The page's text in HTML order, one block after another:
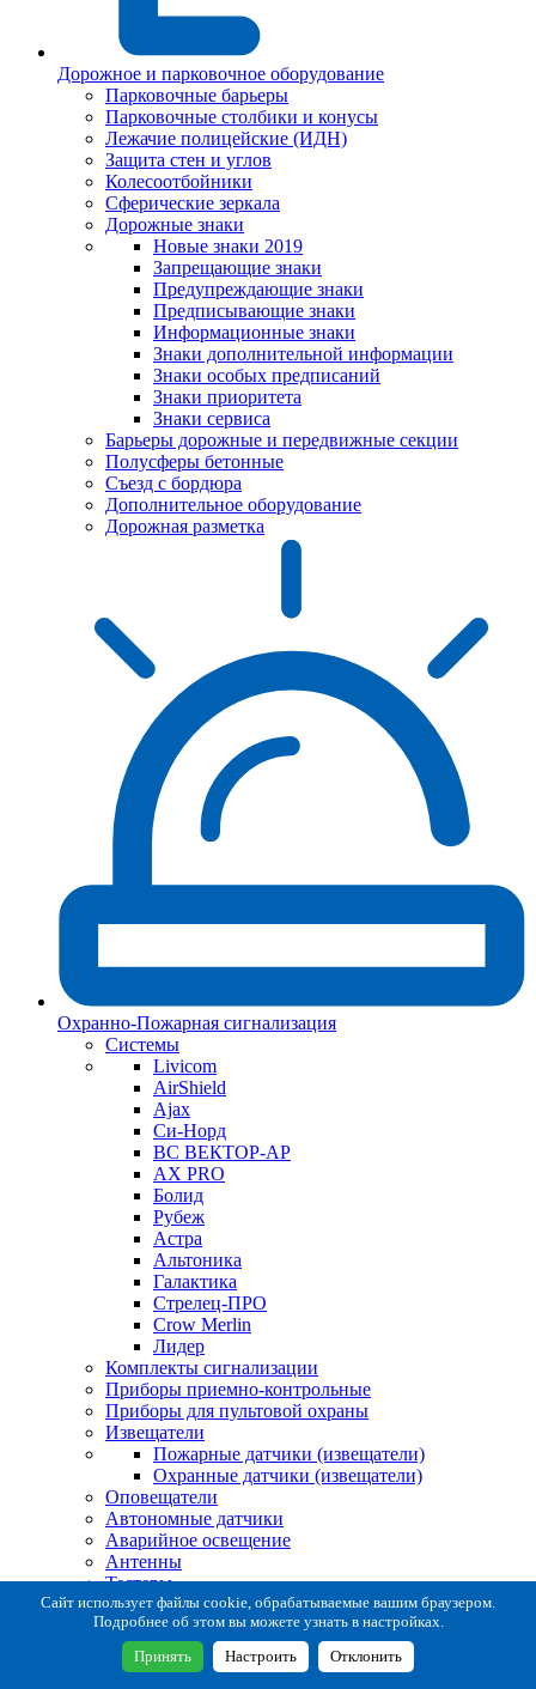
Дорожное и парковочное оборудование
Парковочные барьеры
Парковочные столбики и конусы
Лежачие полицейские (ИДН)
Защита стен и углов
Колесоотбойники
Сферические зеркала
Дорожные знаки
Новые знаки 2019
Запрещающие знаки
Предупреждающие знаки
Предписывающие знаки
Информационные знаки
Знаки дополнительной информации
Знаки особых предписаний
Знаки приоритета
Знаки сервиса
Барьеры дорожные и передвижные секции
Полусферы бетонные
Съезд с бордюра
Дополнительное оборудование
Дорожная разметка
Охранно-Пожарная сигнализация
Системы
Livicom
AirShield
Ajax
Си-Норд
ВС ВЕКТОР-АР
AX PRO
Болид
Рубеж
Астра
Альтоника
Галактика
Стрелец-ПРО
Crow Merlin
Лидер
Комплекты сигнализации
Приборы приемно-контрольные
Приборы для пультовой охраны
Извещатели
Пожарные датчики (извещатели)
Охранные датчики (извещатели)
Оповещатели
Автономные датчики
Аварийное освещение
Антенны
Тестеры
Система сбора извещений
Расходные и монтажные материалы
Коробки коммутационные
Кронштейны для извещателей
Сайт использует файлы cookie, обрабатываемые вашим браузером.
Подробнее об этом вы можете узнать в настройках.
Принять Настроить Отклонить